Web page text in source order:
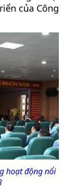
của Công
hoạt động nổi